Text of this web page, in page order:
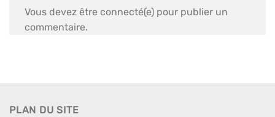
Vous devez être connecté(e) pour publier un
commentaire.
PLAN DU SITE